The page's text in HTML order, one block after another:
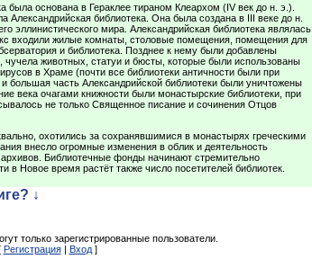
была основана в Гераклее тираном Клеархом (IV век до н. э.).
Александрийская библиотека. Она была создана в III веке до н.
эллинистического мира. Александрийская библиотека являлась
входили жилые комнаты, столовые помещения, помещения для
и библиотека. Позднее к нему были добавлены
животных, статуи и бюсты, которые были использованы
в Храме (почти все библиотеки античности были при
большая часть Александрийской библиотеки были уничтожены
века очагами книжности были монастырские библиотеки, при
не только Священное писание и сочинения Отцов
охотились за сохранявшимися в монастырях греческими
внесло огромные изменения в облик и деятельность
Библиотечные фонды начинают стремительно
в Новое время растёт также число посетителей библиотек.
↓
только зарегистрированные пользователи.
Регистрация| Вход]